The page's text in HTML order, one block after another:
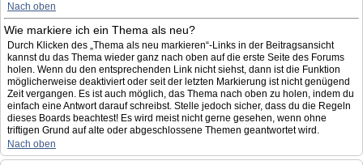
Nach oben
Wie markiere ich ein Thema als neu?
Durch Klicken des „Thema als neu markieren“-Links in der Beitragsansicht
kannst du das Thema wieder ganz nach oben auf die erste Seite des Forums
holen. Wenn du den entsprechenden Link nicht siehst, dann ist die Funktion
möglicherweise deaktiviert oder seit der letzten Markierung ist nicht genügend
Zeit vergangen. Es ist auch möglich, das Thema nach oben zu holen, indem du
einfach eine Antwort darauf schreibst. Stelle jedoch sicher, dass du die Regeln
dieses Boards beachtest! Es wird meist nicht gerne gesehen, wenn ohne
triftigen Grund auf alte oder abgeschlossene Themen geantwortet wird.
Nach oben